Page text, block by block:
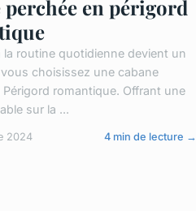
perchée en périgord
la routine quotidienne devient un
choisissez une cabane
Périgord romantique. Offrant une
sur la ...
2024 4 min de lecture →